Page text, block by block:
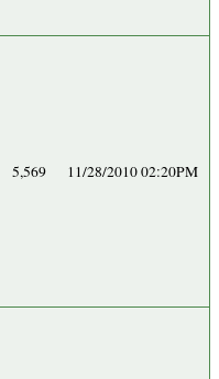
5,569 11/28/2010 02:20PM